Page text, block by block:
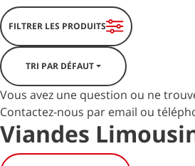
FILTRER LES PRODUITS
TRI PAR DÉFAUT
Vous avez une question ou ne
Contactez-nous par email ou
Viandes